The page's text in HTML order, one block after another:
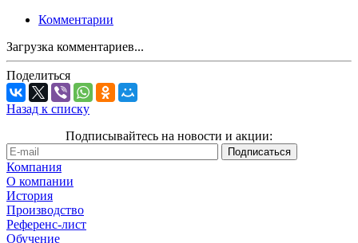
Комментарии
Загрузка комментариев...
Поделиться
Назад к списку
Подписывайтесь на новости и акции:
Компания
О компании
История
Производство
Референс-лист
Обучение